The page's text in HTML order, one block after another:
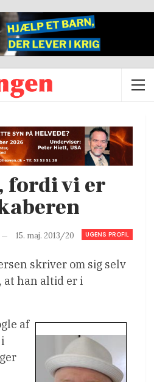
fordi vi er
UGENS PROFIL
15. maj. 2013/20
skriver om sig selv
at han altid er i
af